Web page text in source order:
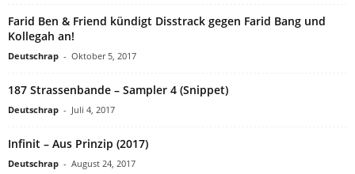
Farid Ben & Friend kündigt Disstrack gegen Farid Bang und
Kollegah an!
Deutschrap - Oktober 5, 2017
187 Strassenbande – Sampler 4 (Snippet)
Deutschrap - Juli 4, 2017
Infinit – Aus Prinzip (2017)
Deutschrap - August 24, 2017